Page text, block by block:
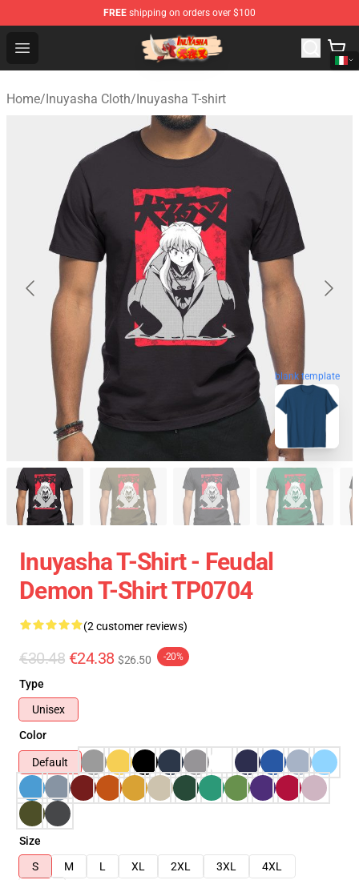
FREE shipping on orders over $100
Open menu
Inuyasha Store - Official Inuyasha Merchandise Shop
Home/Inuyasha Cloth/Inuyasha T-shirt
blank template
Inuyasha T-Shirt - Feudal
Demon T-Shirt TP0704
(2 customer reviews)
€30.48 €24.38 $26.50 -20%
Type
Unisex
Color
Default
Size
S
M L XL 2XL 3XL
4XL